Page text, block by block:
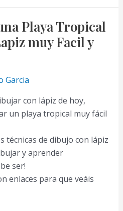
Playa Tropical
muy Facil y
Garcia
con lápiz de hoy,
un playa tropical muy fácil
técnicas de dibujo con lápiz
y aprender
ser!
enlaces para que veáis